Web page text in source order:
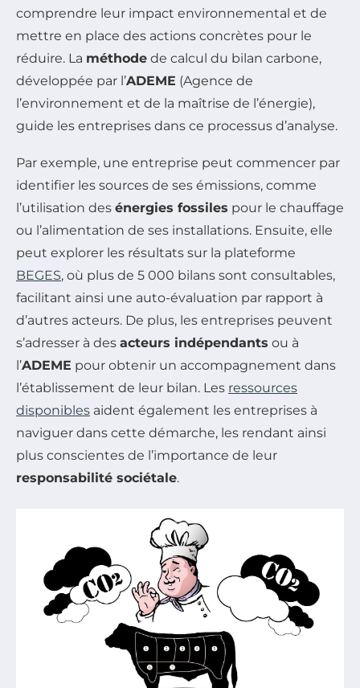
comprendre leur impact environnemental et de
mettre en place des actions concrètes pour le
réduire. La méthode de calcul du bilan carbone,
développée par l’ADEME (Agence de
l’environnement et de la maîtrise de l’énergie),
guide les entreprises dans ce processus d’analyse.
Par exemple, une entreprise peut commencer par
identifier les sources de ses émissions, comme
l’utilisation des énergies fossiles pour le chauffage
ou l’alimentation de ses installations. Ensuite, elle
peut explorer les résultats sur la plateforme
BEGES, où plus de 5 000 bilans sont consultables,
facilitant ainsi une auto-évaluation par rapport à
d’autres acteurs. De plus, les entreprises peuvent
s’adresser à des acteurs indépendants ou à
l’ADEME pour obtenir un accompagnement dans
l’établissement de leur bilan. Les ressources
disponibles aident également les entreprises à
naviguer dans cette démarche, les rendant ainsi
plus conscientes de l’importance de leur
responsabilité sociétale.